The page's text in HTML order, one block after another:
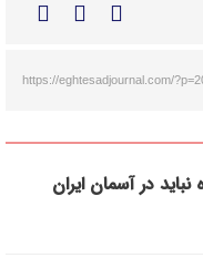
https://eghtesadjournal.com/
در آسمان ایران